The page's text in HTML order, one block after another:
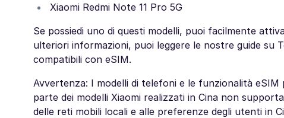
Xiaomi Redmi Note 11 Pro 5G
Se possiedi uno di questi modelli, puoi facilmente
ulteriori informazioni, puoi leggere le nostre guide su
compatibili con eSIM.
Avvertenza: I modelli di telefoni e le funzionalità eSIM
parte dei modelli Xiaomi realizzati in Cina non
delle reti mobili locali e alle preferenze degli utenti in